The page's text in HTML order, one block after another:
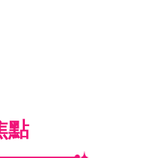
點